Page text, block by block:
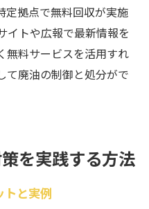
定拠点で無料回収が実施
イトや広報で最新情報を
無料サービスを活用すれ
て廃油の制御と処分がで
を実践する方法
トと実例